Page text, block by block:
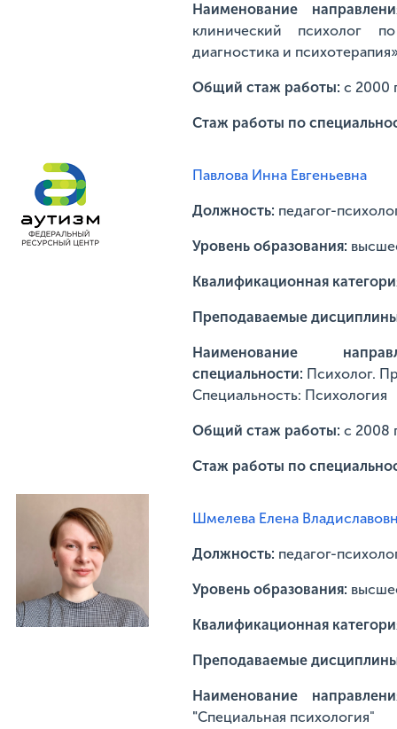
Наименование
клинический психолог по
диагностика и
Общий стаж работы: с 2000
Стаж работы по
Павлова Инна Евгеньевна
Должность: педагог-
Уровень образования:
Квалификационная
Преподаваемые
Наименование
специальности: Психолог.
Специальность: Психология
Общий стаж работы: с 2008
Стаж работы по
Шмелева Елена
Должность: педагог-
Уровень образования:
Квалификационная
Преподаваемые
Наименование
"Специальная психология"